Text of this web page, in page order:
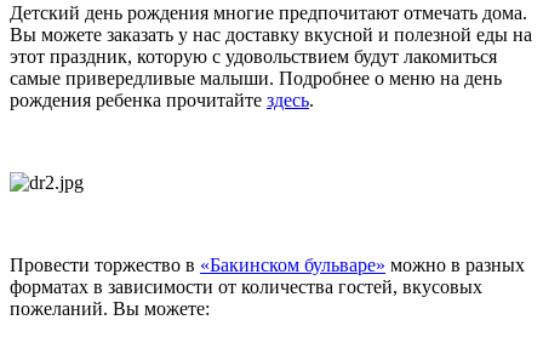
Детский день рождения многие предпочитают отмечать дома.
Вы можете заказать у нас доставку вкусной и полезной еды на
этот праздник, которую с удовольствием будут лакомиться
самые привередливые малыши. Подробнее о меню на день
рождения ребенка прочитайте здесь.
Провести торжество в «Бакинском бульваре» можно в разных
форматах в зависимости от количества гостей, вкусовых
пожеланий. Вы можете: